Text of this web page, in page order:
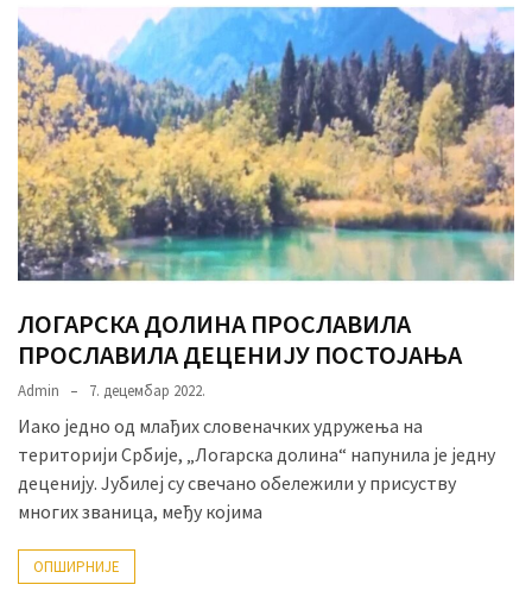
ЛОГАРСКА ДОЛИНА ПРОСЛАВИЛА
ПРОСЛАВИЛА ДЕЦЕНИЈУ ПОСТОЈАЊА
Admin 7. децембар 2022.
Иако једно од млађих словеначких удружења на
територији Србије, „Логарска долина“ напунила је једну
деценију. Јубилеј су свечано обележили у присуству
многих званица, међу којима
ОПШИРНИЈЕ